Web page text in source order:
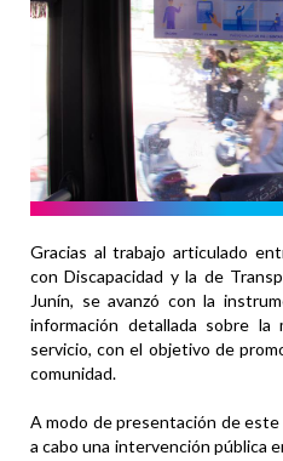
Gracias al trabajo articulado
con Discapacidad y la de
Junín, se avanzó con la
información detallada sobre
servicio, con el objetivo de
comunidad.
A modo de presentación de
a cabo una intervención pública